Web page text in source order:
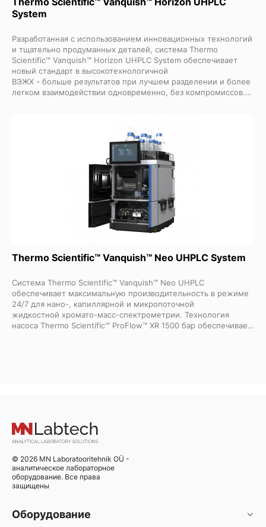
System
Разработанная с использованием инновационных технологий
и тщательно продуманных деталей, система Thermo
Scientific™ Vanquish™ Horizon UHPLC System обеспечивает
новый стандарт в высокотехнологичной
ВЭЖХ - больше результатов при лучшем разделении и более
легком взаимодействии одновременно, без компромиссов.
интегрированная и биосовместимая система обладает
высокой пропускной способностью для
высокопроизводительных рабочих процессов, лучшими в
отрасли характеристиками насоса, удивительно высоким
показателем сигнал/шум и линейностью, двухрежимным
термостатированием, активным предварительным нагревом
и многим другим, а управляется система золотым
стандартом программного обеспечения CDS.
Thermo Scientific™ Vanquish™ Neo UHPLC System
Система Thermo Scientific™ Vanquish™ Neo UHPLC
обеспечивает максимальную производительность в режиме
24/7 для нано-, капиллярной и микропоточной
жидкостной хромато-масс-спектрометрии. Технология
насоса Thermo Scientific™ ProFlow™ XR 1500 бар обеспечивает
хроматографии - от -омики и биофармы до
высокопроизводительных трансляционных исследований.
© 2026 MN Laboratooritehnik OÜ -
аналитическое лабораторное
оборудование. Все права
защищены
Оборудование